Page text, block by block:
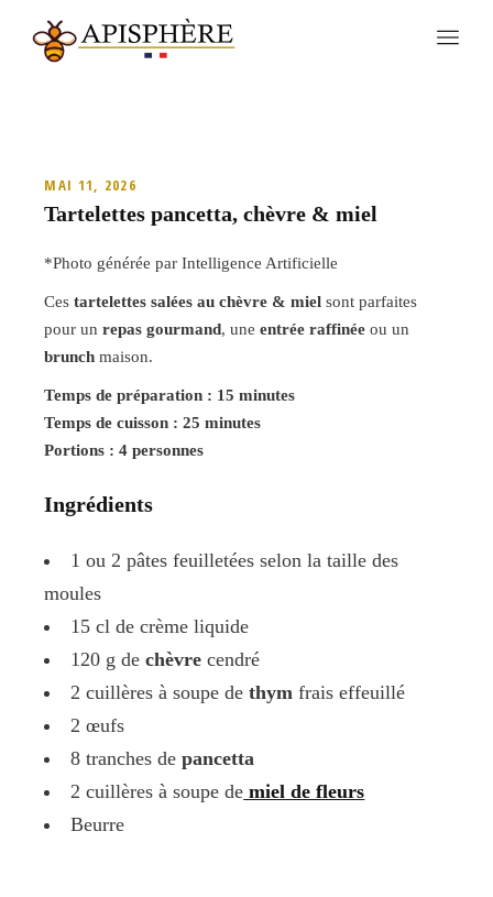
MAI 11, 2026
Tartelettes pancetta, chèvre & miel
*Photo générée par Intelligence Artificielle
Cestartelettes salées au chèvre & miel sont parfaites
pour unrepas gourmand, uneentrée raffinée ou un
brunchmaison.
Temps de préparation : 15 minutes
Temps de cuisson : 25 minutes
Portions : 4 personnes
Ingrédients
1 ou 2 pâtes feuilletées selon la taille des
moules
15 cl de crème liquide
120 g dechèvrecendré
2 cuillères à soupe de thym frais effeuillé
2 œufs
8 tranches depancetta
2 cuillères à soupe de miel de fleurs
Beurre